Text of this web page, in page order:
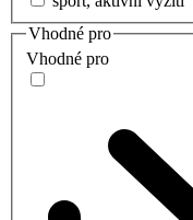
Vhodné pro
Vhodné pro